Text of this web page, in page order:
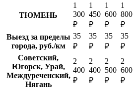
ТЮМЕНЬ
1
300
₽
1
450
₽
1
600
₽
1
800
₽
Выезд за пределы
города, руб./км
35
₽
35
₽
35
₽
35
₽
Советский,
Югорск, Урай,
Междуреченский,
Нягань
2
400
₽
2
400
₽
2
500
₽
2
600
₽